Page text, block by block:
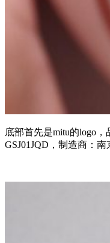
底部首先是mitu的logo
GSJ01JQD，制造商：